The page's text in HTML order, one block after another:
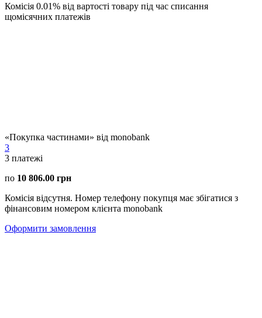
Комісія 0.01% від вартості товару під час списання
щомісячних платежів
«Покупка частинами» від monobank
3
3 платежі
по 10 806.00 грн
Комісія відсутня. Номер телефону покупця має збігатися з
фінансовим номером клієнта monobank
Оформити замовлення